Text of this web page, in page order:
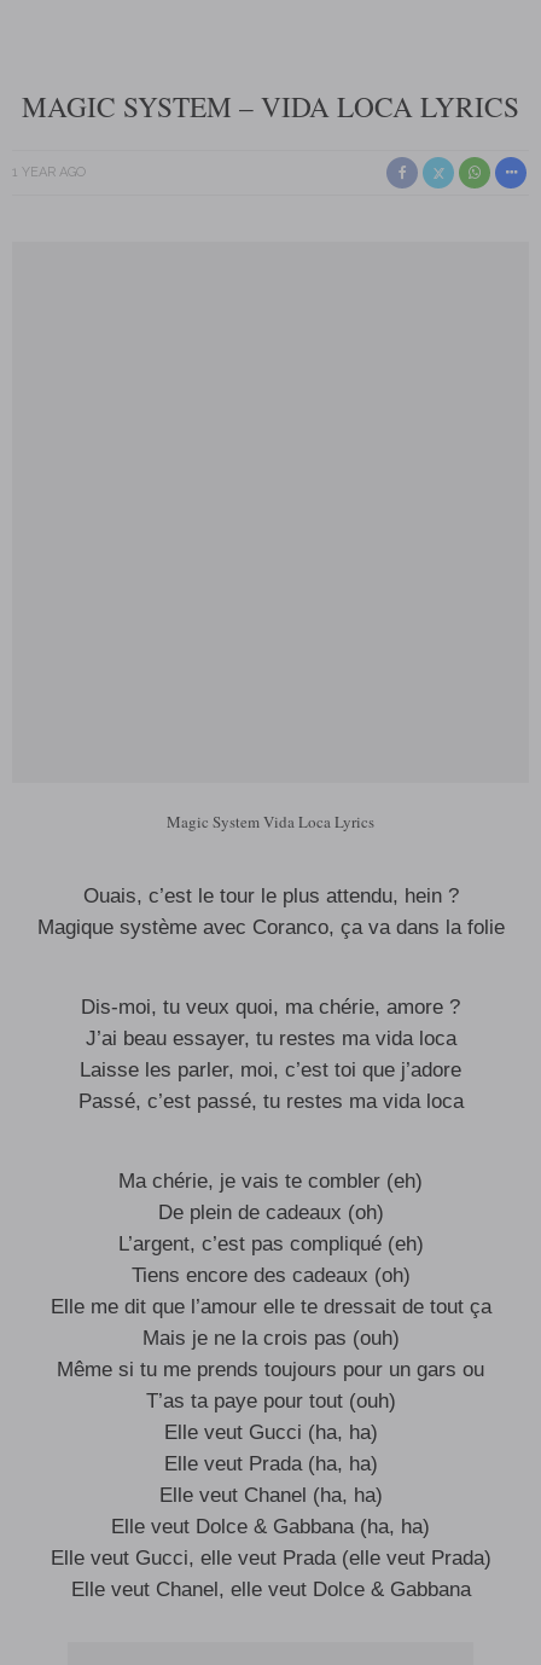
MAGIC SYSTEM – VIDA LOCA LYRICS
1 YEAR AGO
Magic System Vida Loca Lyrics
Ouais, c’est le tour le plus attendu, hein ?
Magique système avec Coranco, ça va dans la folie
Dis-moi, tu veux quoi, ma chérie, amore ?
J’ai beau essayer, tu restes ma vida loca
Laisse les parler, moi, c’est toi que j’adore
Passé, c’est passé, tu restes ma vida loca
Ma chérie, je vais te combler (eh)
De plein de cadeaux (oh)
L’argent, c’est pas compliqué (eh)
Tiens encore des cadeaux (oh)
Elle me dit que l’amour elle te dressait de tout ça
Mais je ne la crois pas (ouh)
Même si tu me prends toujours pour un gars ou
T’as ta paye pour tout (ouh)
Elle veut Gucci (ha, ha)
Elle veut Prada (ha, ha)
Elle veut Chanel (ha, ha)
Elle veut Dolce & Gabbana (ha, ha)
Elle veut Gucci, elle veut Prada (elle veut Prada)
Elle veut Chanel, elle veut Dolce & Gabbana